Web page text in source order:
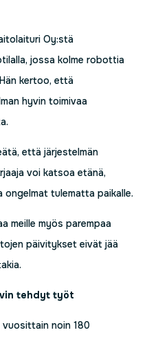
Oy:stä
jossa kolme robottia
kertoo, että
hyvin toimivaa
että järjestelmän
voi katsoa etänä,
ongelmat tulematta paikalle.
meille myös parempaa
päivitykset eivät jää
tehdyt työt
noin 180